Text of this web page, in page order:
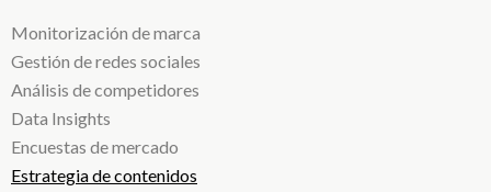
Monitorización de marca
Gestión de redes sociales
Análisis de competidores
Data Insights
Encuestas de mercado
Estrategia de contenidos